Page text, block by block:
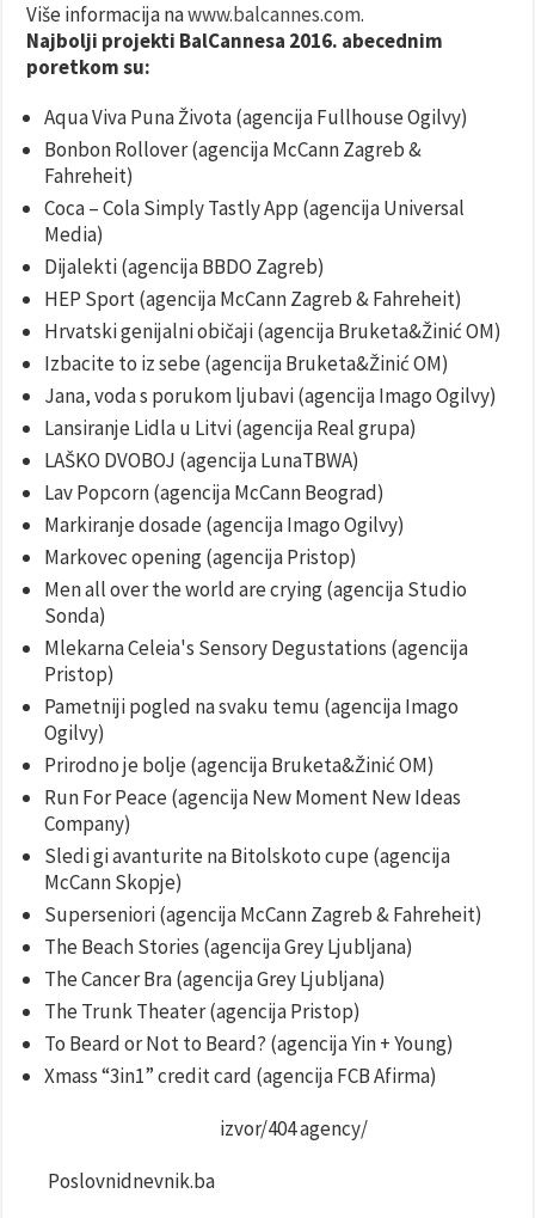
Više informacija nawww.balcannes.com.
Najbolji projekti BalCannesa 2016. abecednim
poretkom su:
Aqua Viva Puna Života (agencija Fullhouse Ogilvy)
Bonbon Rollover (agencija McCann Zagreb &
Fahreheit)
Coca – Cola Simply Tastly App (agencija Universal
Media)
Dijalekti (agencija BBDO Zagreb)
HEP Sport (agencija McCann Zagreb & Fahreheit)
Hrvatski genijalni običaji (agencija Bruketa&Žinić OM)
Izbacite to iz sebe (agencija Bruketa&Žinić OM)
Jana, voda s porukom ljubavi (agencija Imago Ogilvy)
Lansiranje Lidla u Litvi (agencija Real grupa)
LAŠKO DVOBOJ (agencija LunaTBWA)
Lav Popcorn (agencija McCann Beograd)
Markiranje dosade (agencija Imago Ogilvy)
Markovec opening (agencija Pristop)
Men all over the world are crying (agencija Studio
Sonda)
Mlekarna Celeia's Sensory Degustations (agencija
Pristop)
Pametniji pogled na svaku temu (agencija Imago
Ogilvy)
Prirodno je bolje (agencija Bruketa&Žinić OM)
Run For Peace (agencija New Moment New Ideas
Company)
Sledi gi avanturite na Bitolskoto cupe (agencija
McCann Skopje)
Superseniori (agencija McCann Zagreb & Fahreheit)
The Beach Stories (agencija Grey Ljubljana)
The Cancer Bra (agencija Grey Ljubljana)
The Trunk Theater (agencija Pristop)
To Beard or Not to Beard? (agencija Yin + Young)
Xmass “3in1” credit card (agencija FCB Afirma)
izvor/404 agency/
Poslovnidnevnik.ba